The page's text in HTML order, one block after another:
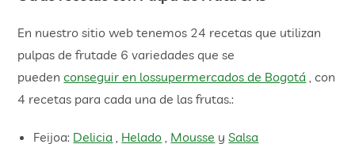
En nuestro sitio web tenemos 24 recetas que utilizan
pulpas de frutade 6 variedades que se
pueden conseguir en lossupermercados de Bogotá , con
4 recetas para cada una de las frutas.:
Feijoa: Delicia , Helado , Mousse ySalsa